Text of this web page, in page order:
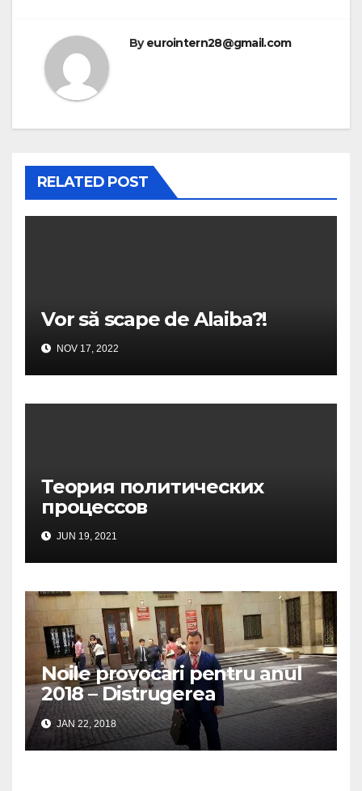
Byeurointern28@gmail.com
RELATED POST
Vor să scape de Alaiba?!
NOV 17, 2022
Теория политических
процессов
JUN 19, 2021
Noile provocari pentru anul
2018 – Distrugerea
structurilor EUro-Atlanti…
JAN 22, 2018